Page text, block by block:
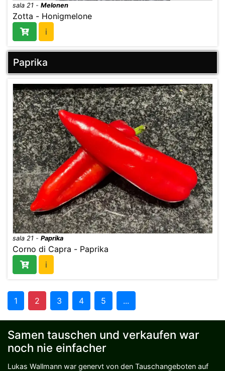
sala 21 - Melonen
Zotta - Honigmelone
i
Paprika
sala 21 - Paprika
Corno di Capra - Paprika
i
1 2 3 4 5 ...
Samen tauschen und verkaufen war
noch nie einfacher
Lukas Wallmann war genervt von den Tauschangeboten auf